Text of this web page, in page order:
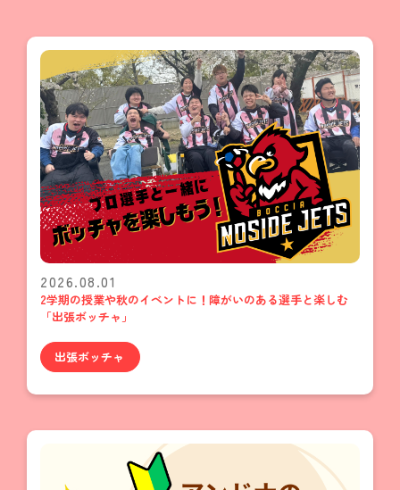
2026.08.01
2学期の授業や秋のイベントに！障がいのある選手と楽しむ
「出張ボッチャ」
出張ボッチャ